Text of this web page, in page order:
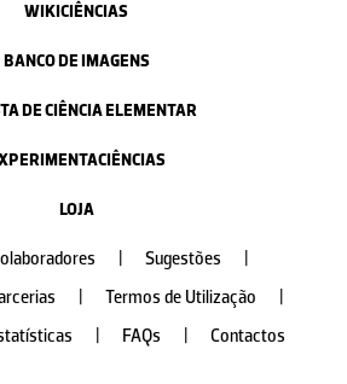
WIKICIÊNCIAS
BANCO DE IMAGENS
DE CIÊNCIA ELEMENTAR
LOJA
Sugestões
Termos de Utilização
FAQs Contactos